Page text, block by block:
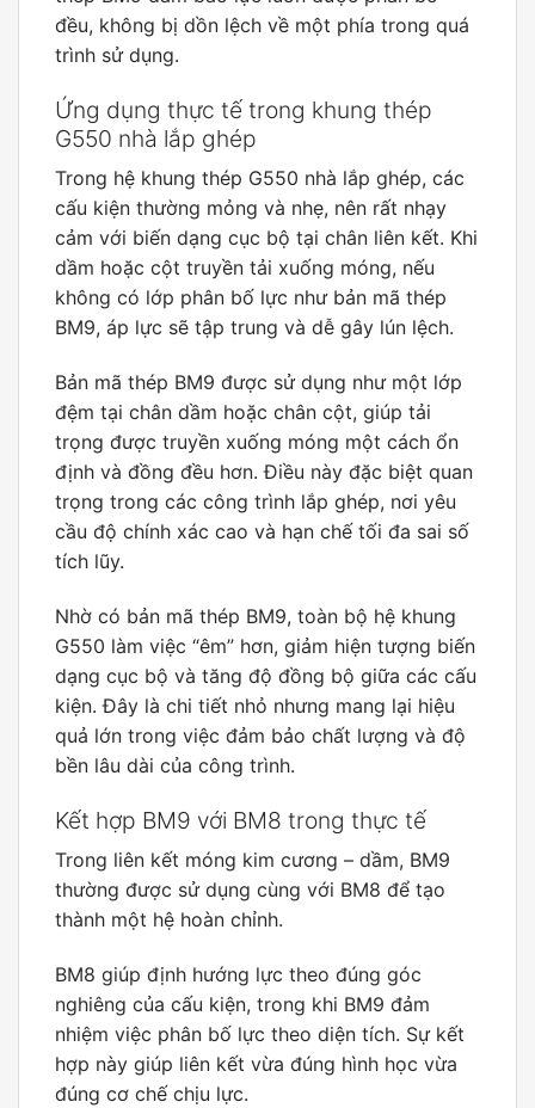
đều, không bị dồn lệch về một phía trong quá
trình sử dụng.
Ứng dụng thực tế trong khung thép
G550 nhà lắp ghép
Trong hệ khung thép G550 nhà lắp ghép, các
cấu kiện thường mỏng và nhẹ, nên rất nhạy
cảm với biến dạng cục bộ tại chân liên kết. Khi
dầm hoặc cột truyền tải xuống móng, nếu
không có lớp phân bố lực như bản mã thép
BM9, áp lực sẽ tập trung và dễ gây lún lệch.
Bản mã thép BM9 được sử dụng như một lớp
đệm tại chân dầm hoặc chân cột, giúp tải
trọng được truyền xuống móng một cách ổn
định và đồng đều hơn. Điều này đặc biệt quan
trọng trong các công trình lắp ghép, nơi yêu
cầu độ chính xác cao và hạn chế tối đa sai số
tích lũy.
Nhờ có bản mã thép BM9, toàn bộ hệ khung
G550 làm việc “êm” hơn, giảm hiện tượng biến
dạng cục bộ và tăng độ đồng bộ giữa các cấu
kiện. Đây là chi tiết nhỏ nhưng mang lại hiệu
quả lớn trong việc đảm bảo chất lượng và độ
bền lâu dài của công trình.
Kết hợp BM9 với BM8 trong thực tế
Trong liên kết móng kim cương – dầm, BM9
thường được sử dụng cùng với BM8 để tạo
thành một hệ hoàn chỉnh.
BM8 giúp định hướng lực theo đúng góc
nghiêng của cấu kiện, trong khi BM9 đảm
nhiệm việc phân bố lực theo diện tích. Sự kết
hợp này giúp liên kết vừa đúng hình học vừa
đúng cơ chế chịu lực.